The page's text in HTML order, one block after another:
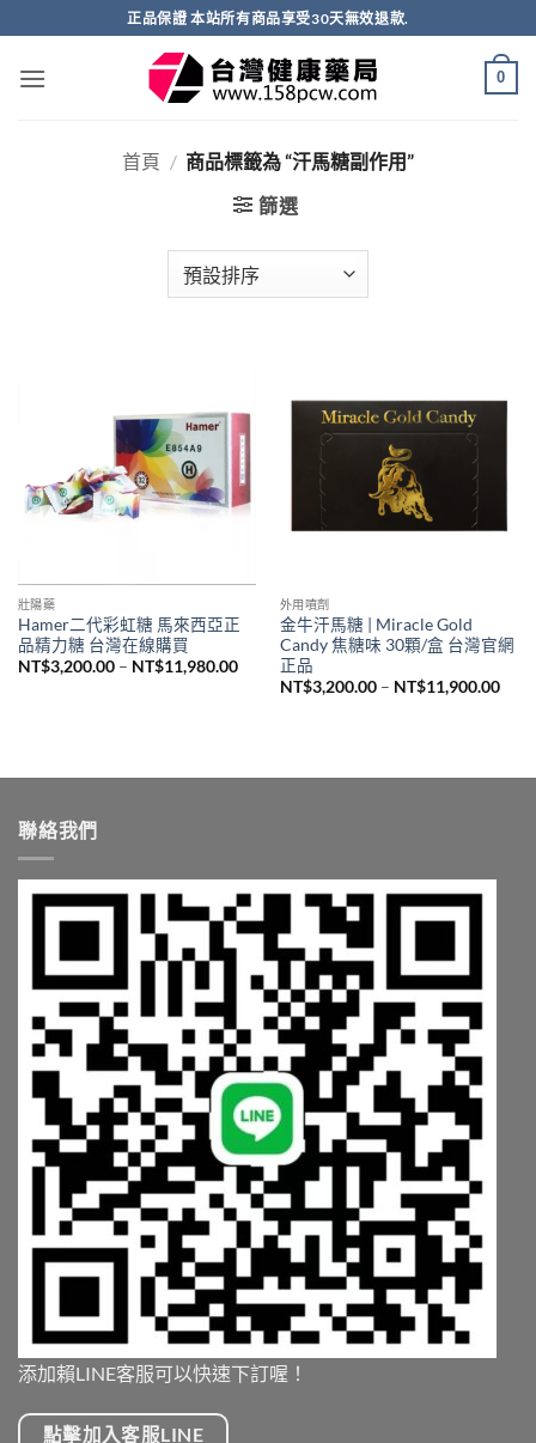
轉
正品保證 本站所有商品享受30天無效退款.
0
首頁 / 商品標籤為 “汗馬糖副作用”
篩選
壯陽藥
Hamer二代彩虹糖 馬來西亞正
品精力糖 台灣在線購買
NT$3,200.00 – NT$11,980.00價
外用噴劑
金牛汗馬糖 | Miracle Gold
Candy 焦糖味 30顆/盒 台灣官網
正品
NT$3,200.00 – NT$11,900.00價
聯絡我們
添加賴LINE客服可以快速下訂喔！
點擊加入客服LINE